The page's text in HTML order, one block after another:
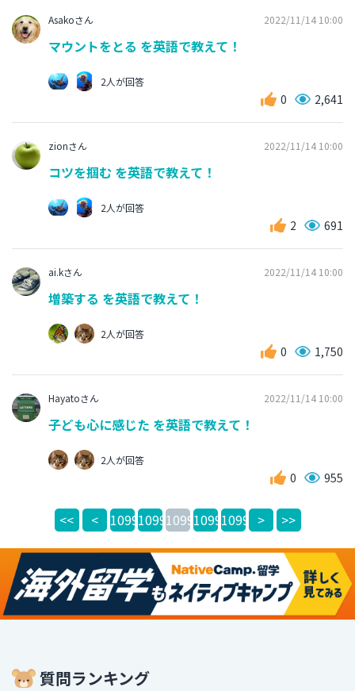
Asakoさん 2022/11/14 10:00
マウントをとる を英語で教えて！
2人が回答
0 2,641
zionさん 2022/11/14 10:00
コツを掴む を英語で教えて！
2人が回答
2 691
ai.kさん 2022/11/14 10:00
増築する を英語で教えて！
2人が回答
0 1,750
Hayatoさん 2022/11/14 10:00
子ども心に感じた を英語で教えて！
2人が回答
0 955
<< < 1099510996109971099810999 > >>
質問ランキング